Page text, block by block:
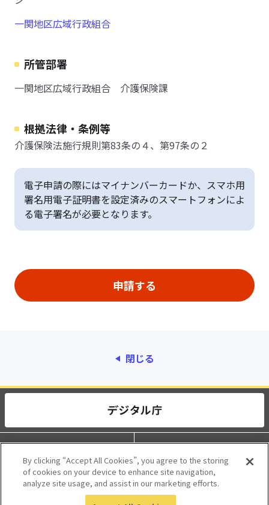
一関地区広域行政組合
所管部署
一関地区広域行政組合 介護保険課
根拠法律・条例等
介護保険法施行規則第83条の４、第97条の２
電子申請の際にはマイナンバーカードか、スマホ用
署名用電子証明書を設定済みのスマートフォンによ
る電子署名が必要となります。
閉じる
動作環境 個人情報保護
利用規約 アクセシビリティ
By clicking “Accept All Cookies”, you agree to the storing
of cookies on your device to enhance site navigation,
analyze site usage, and assist in our marketing efforts.